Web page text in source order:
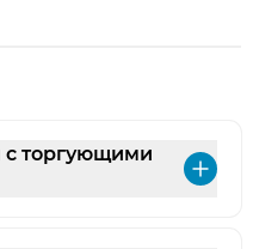
торгующими